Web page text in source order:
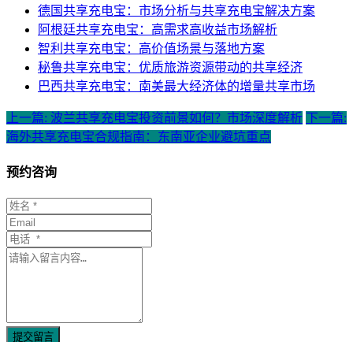
德国共享充电宝：市场分析与共享充电宝解决方案
阿根廷共享充电宝：高需求高收益市场解析
智利共享充电宝：高价值场景与落地方案
秘鲁共享充电宝：优质旅游资源带动的共享经济
巴西共享充电宝：南美最大经济体的增量共享市场
上一篇: 波兰共享充电宝投资前景如何？市场深度解析 下一篇:
海外共享充电宝合规指南：东南亚企业避坑重点
预约咨询
提交留言